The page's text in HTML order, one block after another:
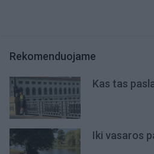
Rekomenduojame
Kas tas
Iki vasaros